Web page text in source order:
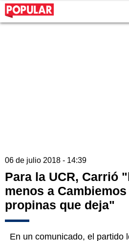
06 de julio 2018 - 14:39
Para la UCR, Carrió
menos a
propinas que deja"
En un comunicado, el partido